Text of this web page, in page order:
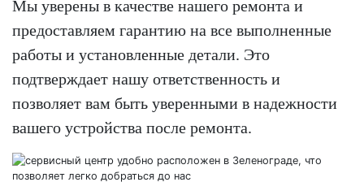
Мы уверены в качестве нашего ремонта и
предоставляем гарантию на все выполненные
работы и установленные детали. Это
подтверждает нашу ответственность и
позволяет вам быть уверенными в надежности
вашего устройства после ремонта.